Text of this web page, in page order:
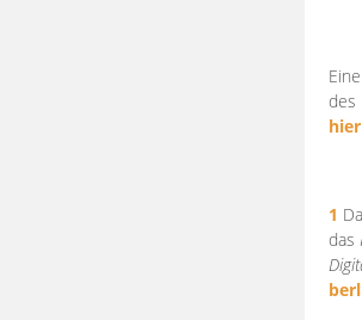
des
hier
1
das